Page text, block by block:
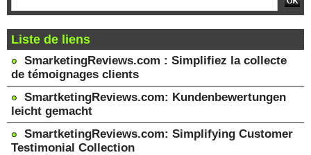
Liste de liens
SmarketingReviews.com : Simplifiez la collecte
de témoignages clients
SmartketingReviews.com: Kundenbewertungen
leicht gemacht
SmartketingReviews.com: Simplifying Customer
Testimonial Collection